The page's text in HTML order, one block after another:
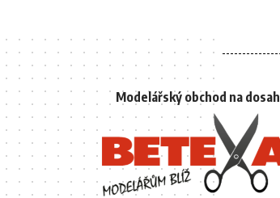
Modelářský obchod na dosah